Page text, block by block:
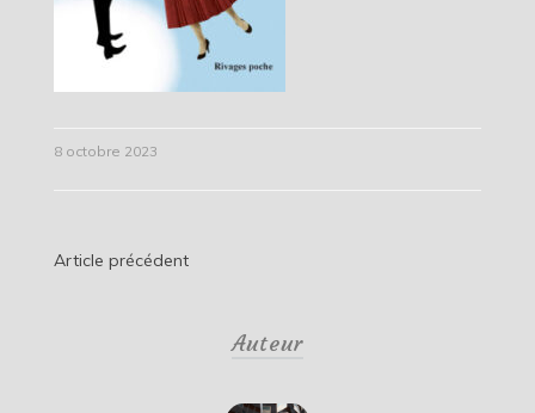
8 octobre 2023
Navigation
Article précédent
Auteur